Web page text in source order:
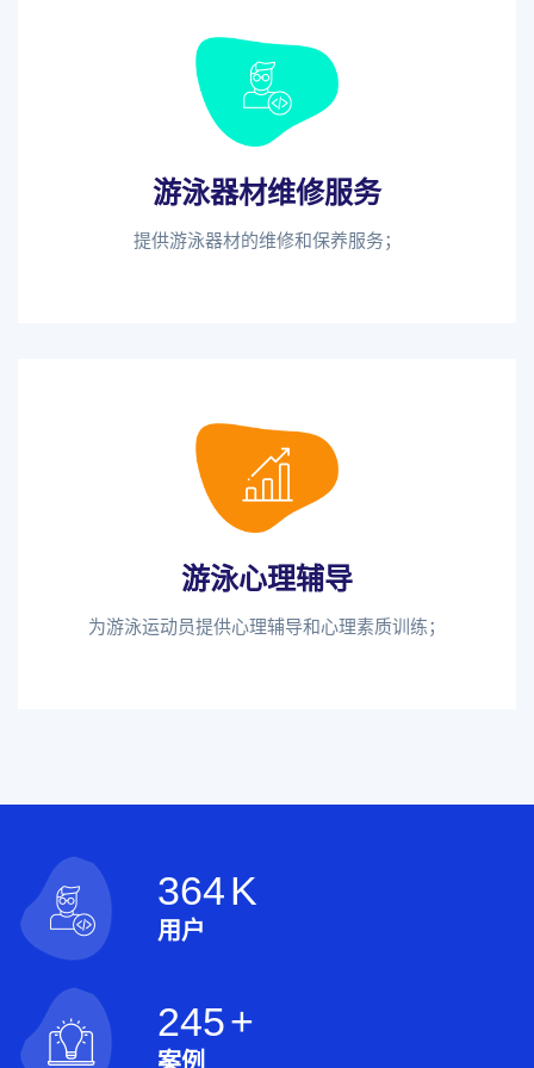
游泳器材维修服务
提供游泳器材的维修和保养服务；
游泳心理辅导
为游泳运动员提供心理辅导和心理素质训练；
364K
用户
245+